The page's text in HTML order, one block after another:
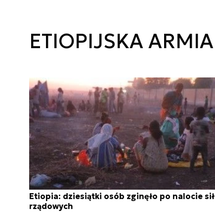
ETIOPIJSKA ARMIA
Etiopia: dziesiątki osób zginęło po nalocie sił
rządowych